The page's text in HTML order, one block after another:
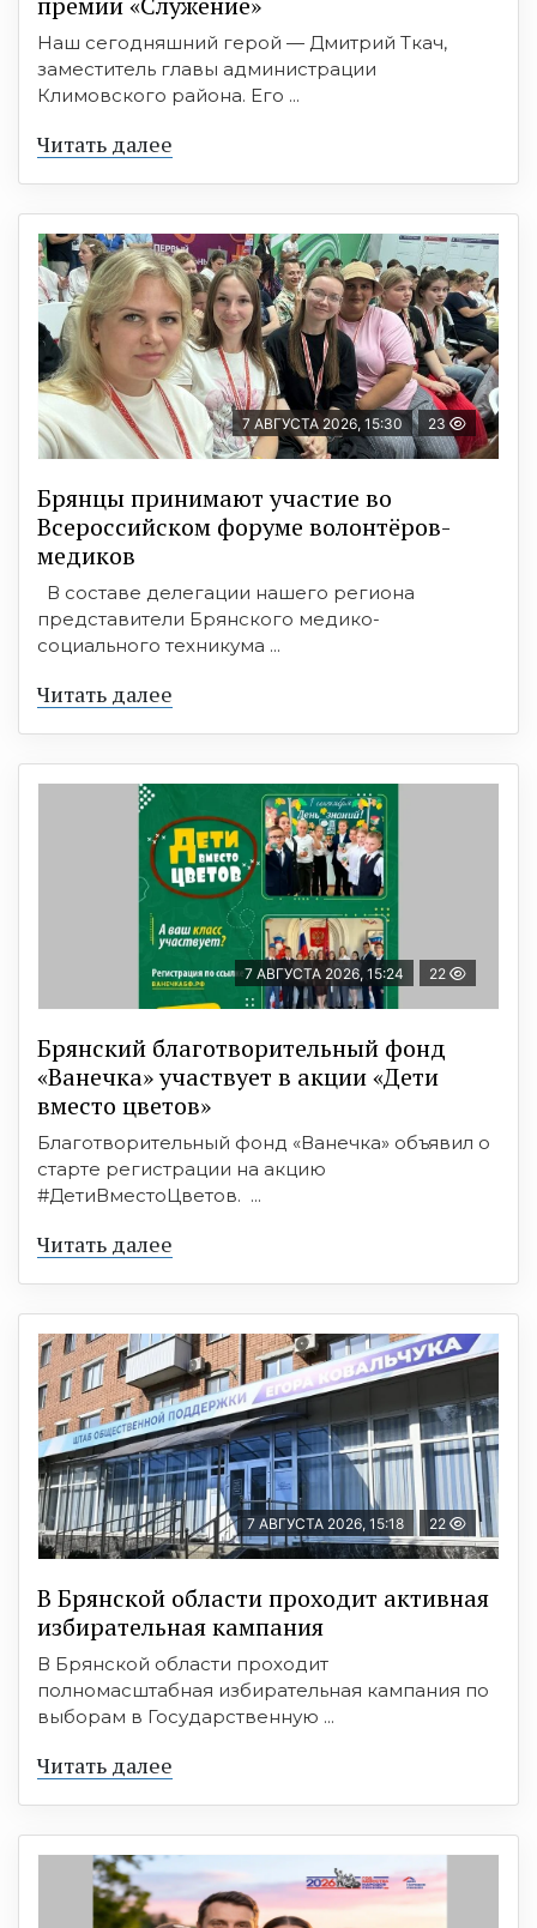
Наш сегодняшний герой — Дмитрий Ткач,
заместитель главы администрации
Климовского района. Его ...
Читать далее
7 АВГУСТА 2026, 15:30 23
Брянцы принимают участие во
Всероссийском форуме волонтёров-
медиков
В составе делегации нашего региона
представители Брянского медико-
социального техникума ...
Читать далее
7 АВГУСТА 2026, 15:24 22
Брянский благотворительный фонд
«Ванечка» участвует в акции «Дети
вместо цветов»
Благотворительный фонд «Ванечка» объявил о
старте регистрации на акцию
#ДетиВместоЦветов. ...
Читать далее
7 АВГУСТА 2026, 15:18 22
В Брянской области проходит активная
избирательная кампания
В Брянской области проходит
полномасштабная избирательная кампания по
выборам в Государственную ...
Читать далее